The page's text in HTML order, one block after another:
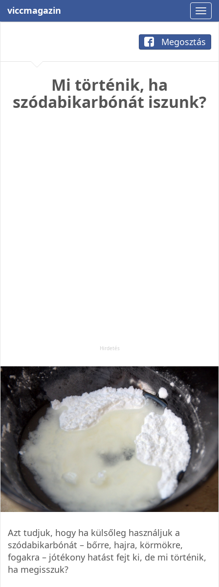
viccmagazin
Megosztás
Mi történik, ha
szódabikarbónát iszunk?
Azt tudjuk, hogy ha külsőleg használjuk a
szódabikarbónát – bőrre, hajra, körmökre,
fogakra – jótékony hatást fejt ki, de mi történik,
ha megisszuk?